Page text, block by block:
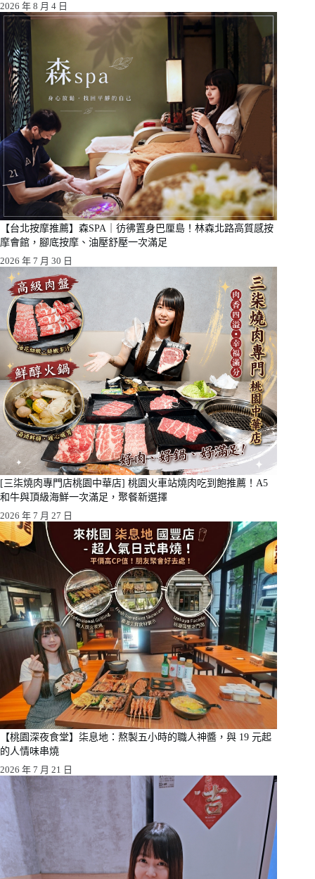
2026 年 8 月 4 日
【台北按摩推薦】森SPA｜彷彿置身巴厘島！林森北路高質感按
摩會館，腳底按摩、油壓舒壓一次滿足
2026 年 7 月 30 日
[三柒燒肉專門店桃園中華店] 桃園火車站燒肉吃到飽推薦！A5
和牛與頂級海鮮一次滿足，聚餐新選擇
2026 年 7 月 27 日
【桃園深夜食堂】柒息地：熬製五小時的職人神醬，與 19 元起
的人情味串燒
2026 年 7 月 21 日